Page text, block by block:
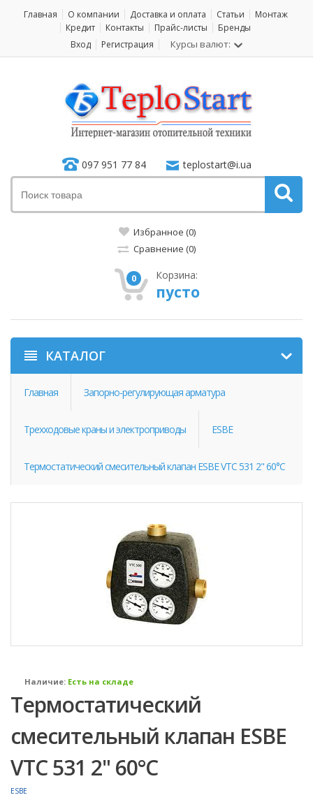
Главная О компании Доставка и оплата Статьи
Монтаж
Кредит
Контакты Прайс-листы
Бренды
Вход
Регистрация Курсы валют:
097 951 77 84 teplostart@i.ua
Избранное (0)
Сравнение (0)
0 Корзина:
пусто
КАТАЛОГ
Главная Запорно-регулирующая арматура
Трехходовые краны и электроприводы ESBE
Термостатический смесительный клапан ESBE VTC 531 2" 60°С
Наличие: Есть на складе
Термостатический
смесительный клапан ESBE
VTC 531 2" 60°С
ESBE